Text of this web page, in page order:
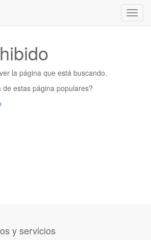
la página que está buscando.
de estas página populares?
y servicios